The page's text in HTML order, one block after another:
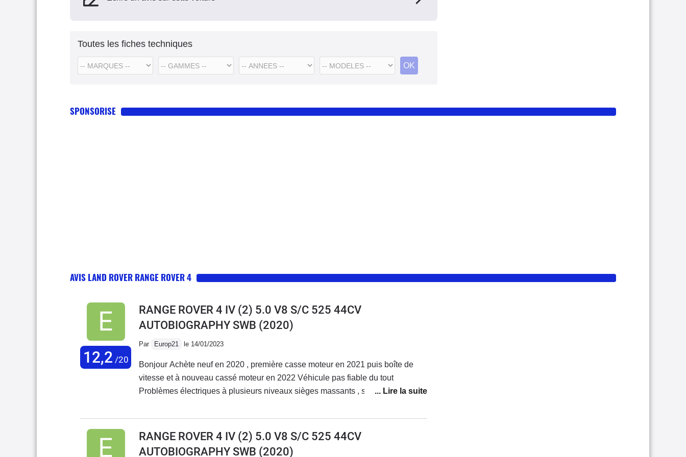
Toutes les fiches techniques
SPONSORISE
AVIS LAND ROVER RANGE ROVER 4
12,2 /20
RANGE ROVER 4 IV (2) 5.0 V8 S/C 525 44CV
AUTOBIOGRAPHY SWB (2020)
Par Europ21 le 14/01/2023
Bonjour Achète neuf en 2020 , première casse moteur en 2021 puis boîte de
vitesse et à nouveau cassé moteur en 2022 Véhicule pas fiable du tout
Problèmes électriques à plusieurs niveaux sièges massants , suspensions
plusieurs reprises Mecanique défaillante moteur et boîte de vitesses ! Pas de
service à la hauteur . Véhicule a 200.000 euros full options mais Servuce digne
d un évoqué à 60.000 et encore ! Je pense que chez Renault ou Peugeot il y a
RANGE ROVER 4 IV (2) 5.0 V8 S/C 525 44CV
AUTOBIOGRAPHY SWB (2020)